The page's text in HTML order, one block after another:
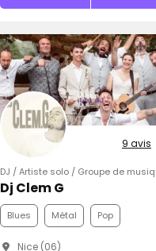
9 avis
DJ / Artiste solo / Groupe de
Dj Clem G
Blues Métal Pop
Nice (06)